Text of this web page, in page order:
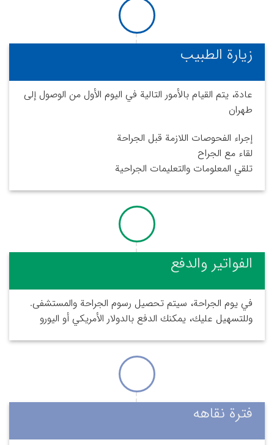
زيارة الطبيب
عادة، يتم القيام بالأمور التالية في اليوم الأول من الوصول إلى
طهران
إجراء الفحوصات اللازمة قبل الجراحة
لقاء مع الجراح
تلقي المعلومات والتعليمات الجراحية
الفواتير والدفع
في يوم الجراحة، سيتم تحصيل رسوم الجراحة والمستشفى.
وللتسهيل عليك، يمكنك الدفع بالدولار الأمريكي أو اليورو
فترة نقاهه